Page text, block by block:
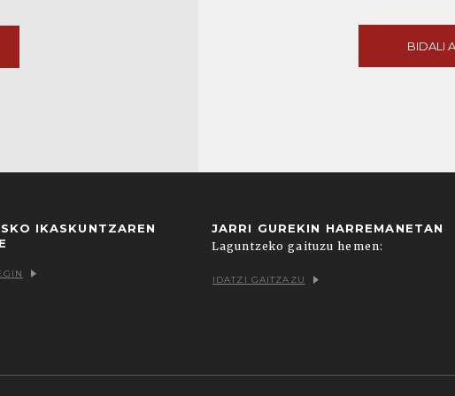
BIDALI
IKASKUNTZAREN
JARRI GUREKIN HARREMANETAN
Laguntzeko gaituzu hemen:
IDATZI GAITZAZU